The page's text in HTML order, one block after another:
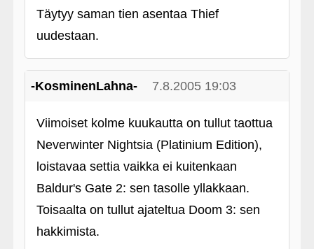
Täytyy saman tien asentaa Thief
uudestaan.
-KosminenLahna- 7.8.2005 19:03
Viimoiset kolme kuukautta on tullut taottua
Neverwinter Nightsia (Platinium Edition),
loistavaa settia vaikka ei kuitenkaan
Baldur's Gate 2: sen tasolle yllakkaan.
Toisaalta on tullut ajateltua Doom 3: sen
hakkimista.